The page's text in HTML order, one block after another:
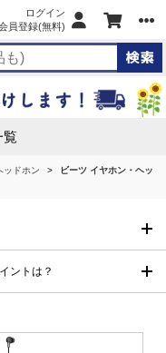
ログイン
員登録(無料)
覧
ッドホン
ビーツ イヤホン・ヘッ
ントは？